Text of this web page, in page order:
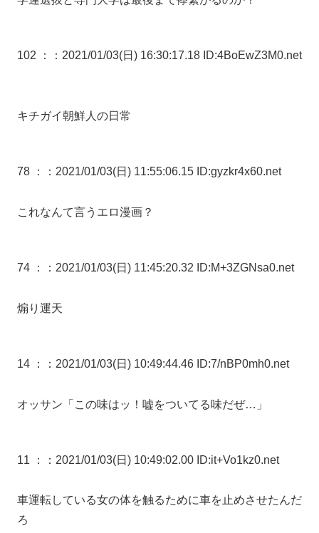
102 ： ：2021/01/03(日) 16:30:17.18 ID:4BoEwZ3M0.net
キチガイ朝鮮人の日常
78 ： ：2021/01/03(日) 11:55:06.15 ID:gyzkr4x60.net
これなんて言うエロ漫画？
74 ： ：2021/01/03(日) 11:45:20.32 ID:M+3ZGNsa0.net
煽り運天
14 ： ：2021/01/03(日) 10:49:44.46 ID:7/nBP0mh0.net
オッサン「この味はッ！嘘をついてる味だぜ…」
11 ： ：2021/01/03(日) 10:49:02.00 ID:it+Vo1kz0.net
車運転している女の体を触るために車を止めさせたんだ
ろ